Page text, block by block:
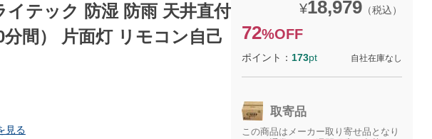
イテック 防湿 防雨 天井直付
間） 片面灯 リモコン自己
見る
¥18,979 （税込）
72%OFF
ポイント： 173pt 自社在庫なし
取寄品
この商品はメーカー取り寄せ品となり